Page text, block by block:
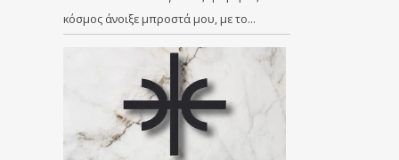
κόσμος άνοιξε μπροστά μου, με το…